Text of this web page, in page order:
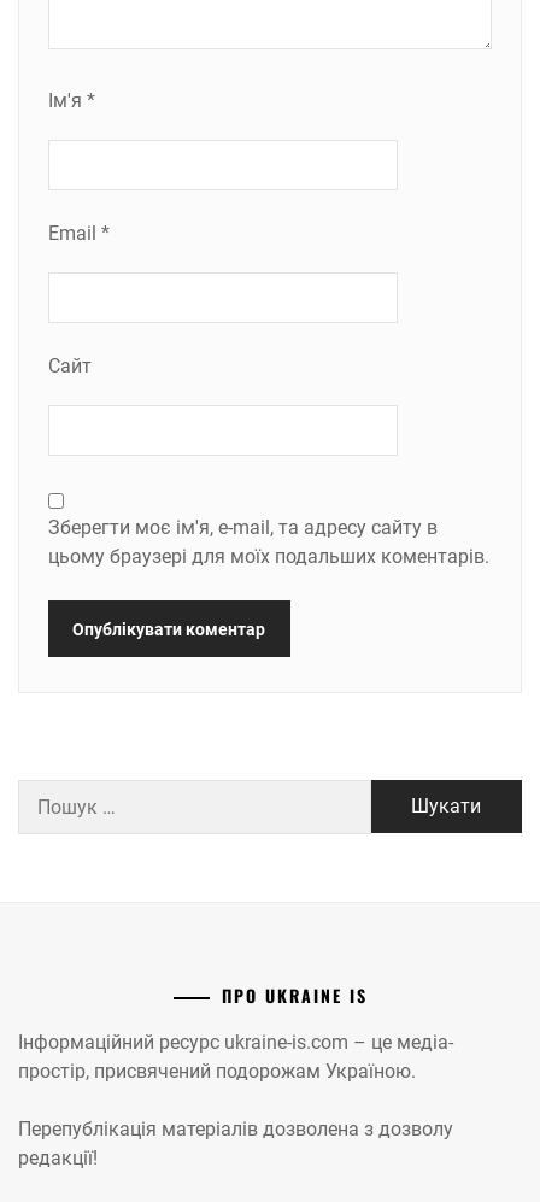
Ім'я *
Email *
Сайт
Зберегти моє ім'я, e-mail, та адресу сайту в
цьому браузері для моїх подальших коментарів.
ПРО UKRAINE IS
Інформаційний ресурс ukraine-is.com – це медіа-
простір, присвячений подорожам Україною.
Перепублікація матеріалів дозволена з дозволу
редакції!